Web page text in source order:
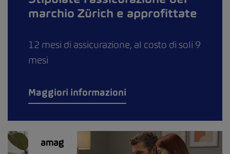
marchio Zürich e approfittate
12 mesi di assicurazione, al costo di soli 9
mesi
Maggiori informazioni